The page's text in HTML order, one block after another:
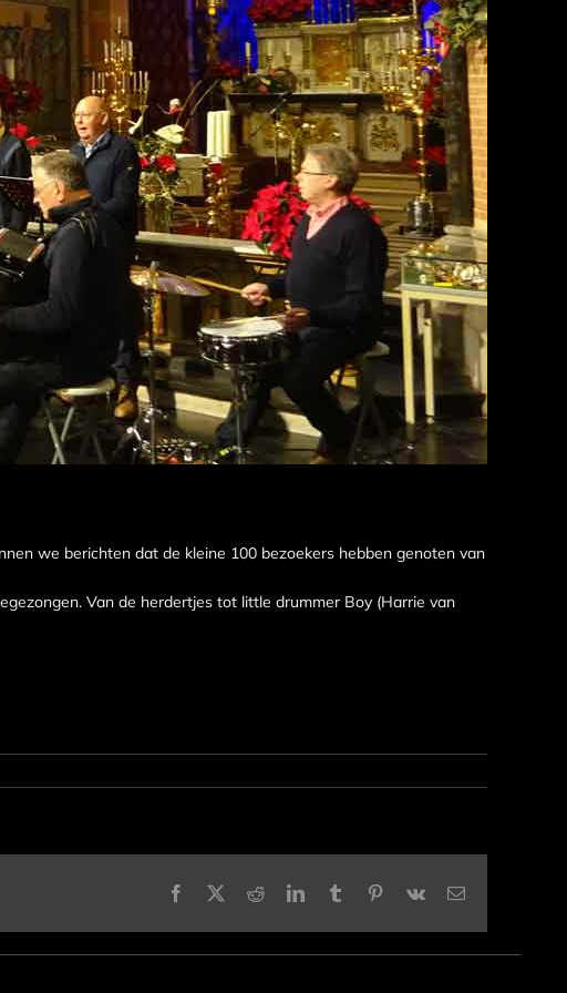
we berichten dat de kleine 100 bezoekers hebben genoten van
Van de herdertjes tot little drummer Boy (Harrie van
Facebook RedditLinkedInTumblr Pinterest
Vk
E-